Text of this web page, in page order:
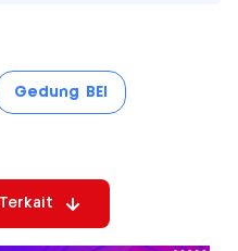
Gedung BEI